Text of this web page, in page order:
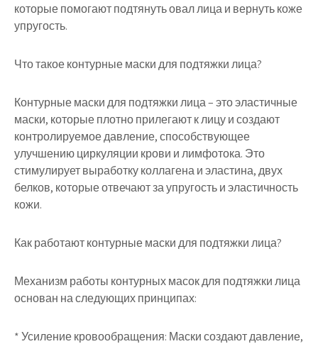
которые помогают подтянуть овал лица и вернуть коже
упругость.
Что такое контурные маски для подтяжки лица?
Контурные маски для подтяжки лица – это эластичные
маски, которые плотно прилегают к лицу и создают
контролируемое давление, способствующее
улучшению циркуляции крови и лимфотока. Это
стимулирует выработку коллагена и эластина, двух
белков, которые отвечают за упругость и эластичность
кожи.
Как работают контурные маски для подтяжки лица?
Механизм работы контурных масок для подтяжки лица
основан на следующих принципах:
* Усиление кровообращения: Маски создают давление,